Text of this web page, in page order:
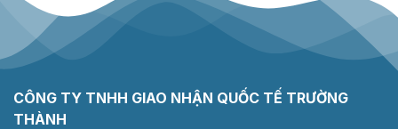
CÔNG TY TNHH GIAO NHẬN QUỐC TẾ TRƯỜNG
THÀNH